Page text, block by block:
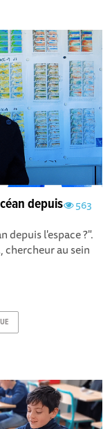
563
depuis
depuis l'espace ?".
chercheur au sein